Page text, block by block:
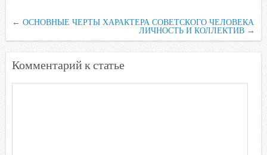
o
e
A
R
l
n
← ОСНОВНЫЕ ЧЕРТЫ ХАРАКТЕРА СОВЕТСКОГО ЧЕЛОВЕКА
ЛИЧНОСТЬ И КОЛЛЕКТИВ →
Комментарий к статье